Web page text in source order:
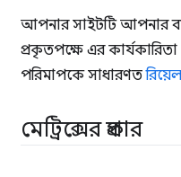
আপনার সাইটটি আপনার
প্রকৃতপক্ষে এর
পরিমাপকে সাধারণত
মেট্রিক্সের প্রকার